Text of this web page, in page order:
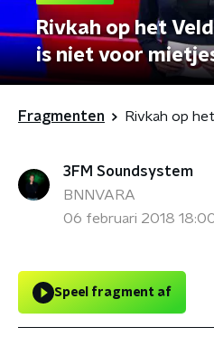
Rivkah op het
is niet voor
Fragmenten
3FM Soundsystem
BNNVARA
06 februari 2018
Speel fragment af